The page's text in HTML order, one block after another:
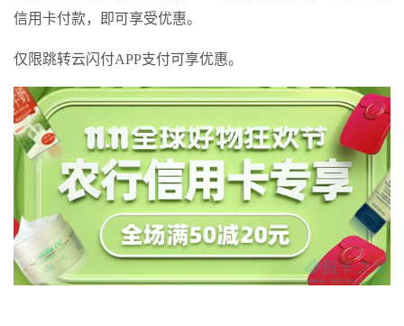
信用卡付款，即可享受优惠。
仅限跳转云闪付APP支付可享优惠。